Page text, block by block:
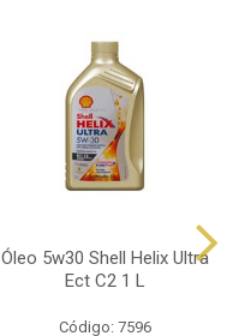
Óleo 5w30 Shell Helix Ultra
Ect C2 1 L
Código: 7596